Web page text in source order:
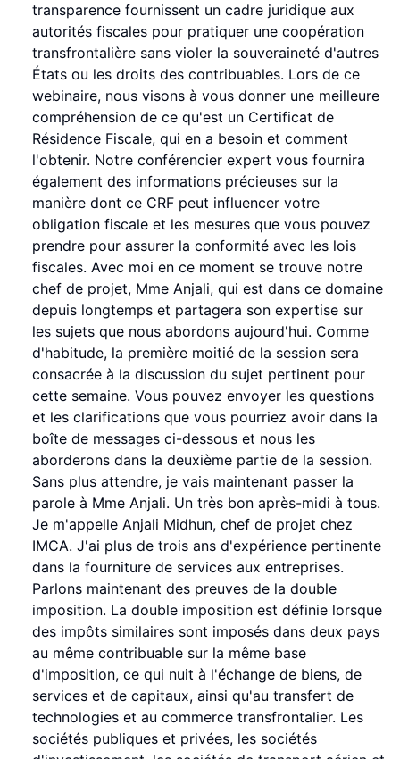
transparence fournissent un cadre juridique aux
autorités fiscales pour pratiquer une coopération
transfrontalière sans violer la souveraineté d'autres
États ou les droits des contribuables. Lors de ce
webinaire, nous visons à vous donner une meilleure
compréhension de ce qu'est un Certificat de
Résidence Fiscale, qui en a besoin et comment
l'obtenir. Notre conférencier expert vous fournira
également des informations précieuses sur la
manière dont ce CRF peut influencer votre
obligation fiscale et les mesures que vous pouvez
prendre pour assurer la conformité avec les lois
fiscales. Avec moi en ce moment se trouve notre
chef de projet, Mme Anjali, qui est dans ce domaine
depuis longtemps et partagera son expertise sur
les sujets que nous abordons aujourd'hui. Comme
d'habitude, la première moitié de la session sera
consacrée à la discussion du sujet pertinent pour
cette semaine. Vous pouvez envoyer les questions
et les clarifications que vous pourriez avoir dans la
boîte de messages ci-dessous et nous les
aborderons dans la deuxième partie de la session.
Sans plus attendre, je vais maintenant passer la
parole à Mme Anjali. Un très bon après-midi à tous.
Je m'appelle Anjali Midhun, chef de projet chez
IMCA. J'ai plus de trois ans d'expérience pertinente
dans la fourniture de services aux entreprises.
Parlons maintenant des preuves de la double
imposition. La double imposition est définie lorsque
des impôts similaires sont imposés dans deux pays
au même contribuable sur la même base
d'imposition, ce qui nuit à l'échange de biens, de
services et de capitaux, ainsi qu'au transfert de
technologies et au commerce transfrontalier. Les
sociétés publiques et privées, les sociétés